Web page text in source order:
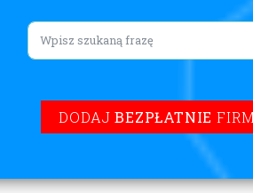
Lorem ipsum
DODAJBEZPŁATNIE